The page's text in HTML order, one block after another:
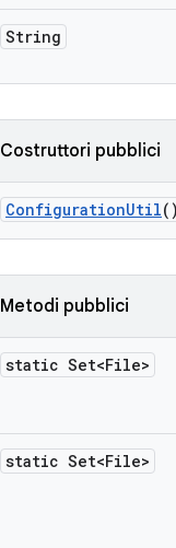
String
Costruttori pubblici
ConfigurationUtil()
Metodi pubblici
static Set<File>
static Set<File>